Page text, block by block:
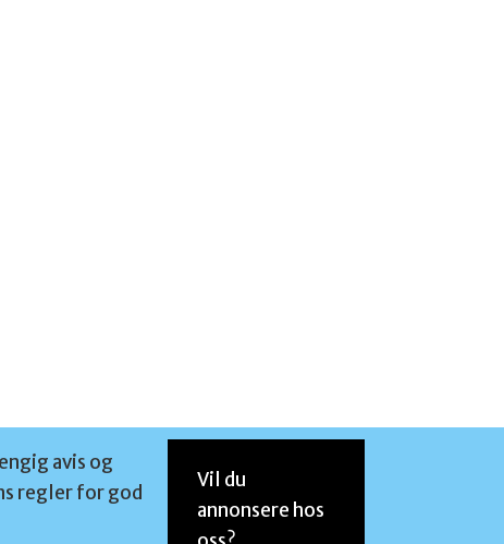
avis og
regler for god
Vil du
annonsere hos